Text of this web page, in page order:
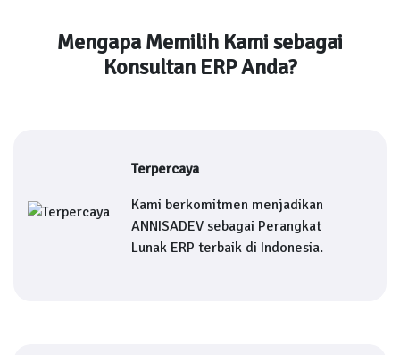
Mengapa Memilih Kami sebagai
Konsultan ERP Anda?
Terpercaya
Kami berkomitmen menjadikan
ANNISADEV sebagai Perangkat
Lunak ERP terbaik di Indonesia.